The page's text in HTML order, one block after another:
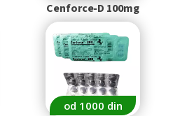
Cenforce-D 100mg
od 1000 din